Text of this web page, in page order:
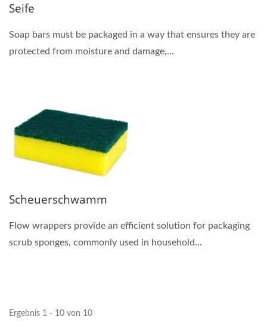
Seife
Soap bars must be packaged in a way that ensures they are
protected from moisture and damage,...
Scheuerschwamm
Flow wrappers provide an efficient solution for packaging
scrub sponges, commonly used in household...
Ergebnis 1 - 10 von 10